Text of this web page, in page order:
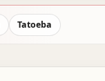
Tatoeba